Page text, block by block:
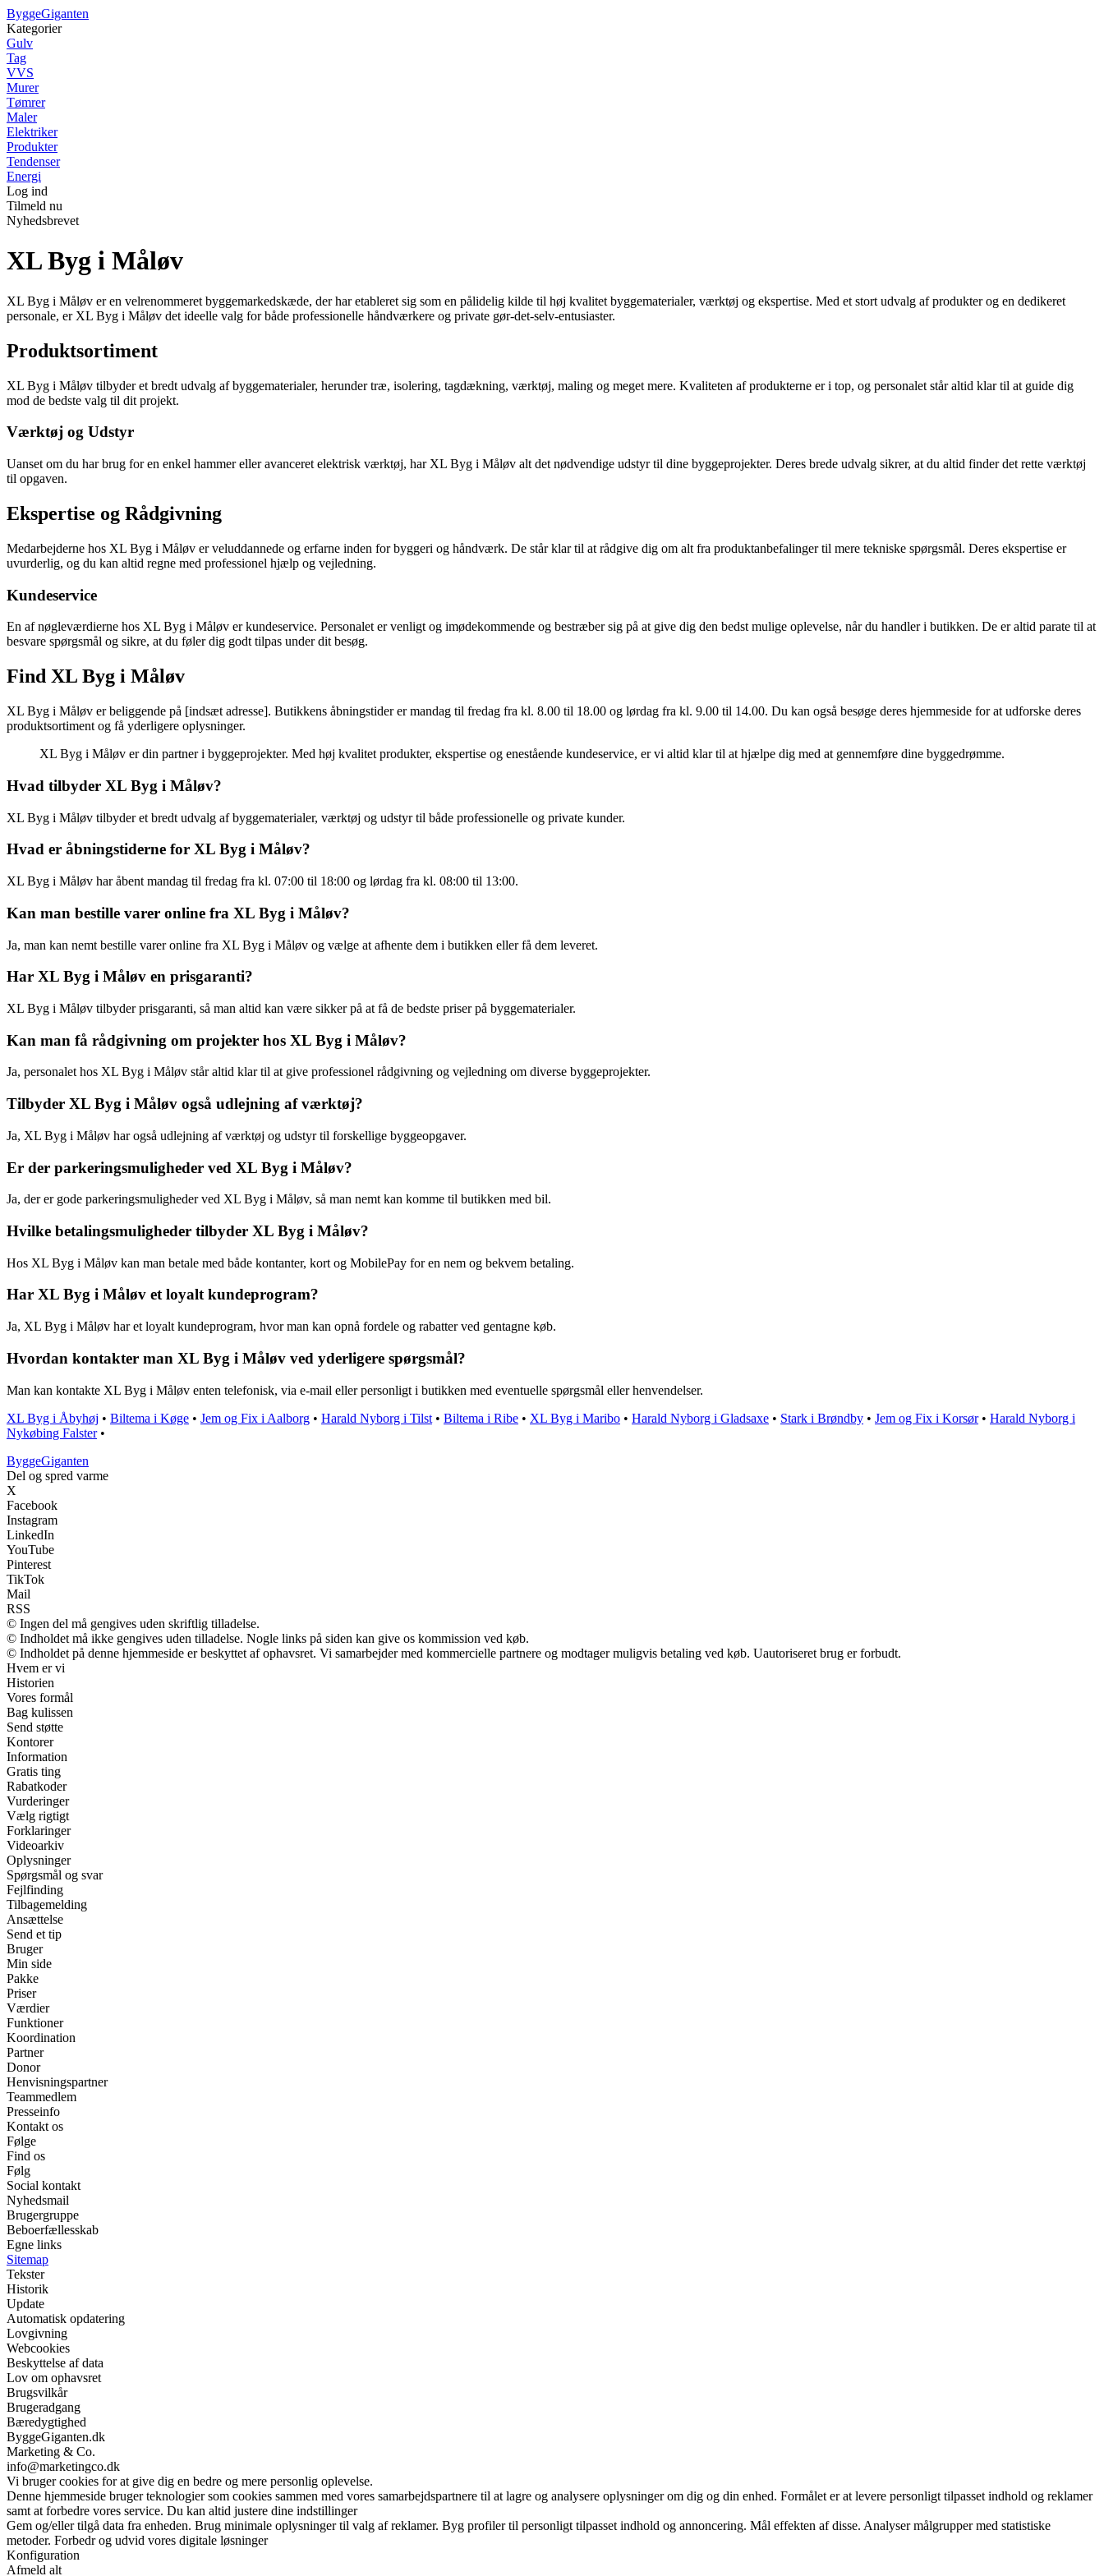
ByggeGiganten
Kategorier
Gulv
Tag
VVS
Murer
Tømrer
Maler
Elektriker
Produkter
Tendenser
Energi
Log ind
Tilmeld nu
Nyhedsbrevet
XL Byg i Måløv
XL Byg i Måløv er en velrenommeret byggemarkedskæde, der har etableret sig som en pålidelig kilde til høj kvalitet byggematerialer, værktøj og ekspertise. Med et stort udvalg af produkter og en dedikeret
personale, er XL Byg i Måløv det ideelle valg for både professionelle håndværkere og private gør-det-selv-entusiaster.
Produktsortiment
XL Byg i Måløv tilbyder et bredt udvalg af byggematerialer, herunder træ, isolering, tagdækning, værktøj, maling og meget mere. Kvaliteten af produkterne er i top, og personalet står altid klar til at guide dig
mod de bedste valg til dit projekt.
Værktøj og Udstyr
Uanset om du har brug for en enkel hammer eller avanceret elektrisk værktøj, har XL Byg i Måløv alt det nødvendige udstyr til dine byggeprojekter. Deres brede udvalg sikrer, at du altid finder det rette værktøj
til opgaven.
Ekspertise og Rådgivning
Medarbejderne hos XL Byg i Måløv er veluddannede og erfarne inden for byggeri og håndværk. De står klar til at rådgive dig om alt fra produktanbefalinger til mere tekniske spørgsmål. Deres ekspertise er
uvurderlig, og du kan altid regne med professionel hjælp og vejledning.
Kundeservice
En af nøgleværdierne hos XL Byg i Måløv er kundeservice. Personalet er venligt og imødekommende og bestræber sig på at give dig den bedst mulige oplevelse, når du handler i butikken. De er altid parate til at
besvare spørgsmål og sikre, at du føler dig godt tilpas under dit besøg.
Find XL Byg i Måløv
XL Byg i Måløv er beliggende på [indsæt adresse]. Butikkens åbningstider er mandag til fredag fra kl. 8.00 til 18.00 og lørdag fra kl. 9.00 til 14.00. Du kan også besøge deres hjemmeside for at udforske deres
produktsortiment og få yderligere oplysninger.
XL Byg i Måløv er din partner i byggeprojekter. Med høj kvalitet produkter, ekspertise og enestående kundeservice, er vi altid klar til at hjælpe dig med at gennemføre dine byggedrømme.
Hvad tilbyder XL Byg i Måløv?
XL Byg i Måløv tilbyder et bredt udvalg af byggematerialer, værktøj og udstyr til både professionelle og private kunder.
Hvad er åbningstiderne for XL Byg i Måløv?
XL Byg i Måløv har åbent mandag til fredag fra kl. 07:00 til 18:00 og lørdag fra kl. 08:00 til 13:00.
Kan man bestille varer online fra XL Byg i Måløv?
Ja, man kan nemt bestille varer online fra XL Byg i Måløv og vælge at afhente dem i butikken eller få dem leveret.
Har XL Byg i Måløv en prisgaranti?
XL Byg i Måløv tilbyder prisgaranti, så man altid kan være sikker på at få de bedste priser på byggematerialer.
Kan man få rådgivning om projekter hos XL Byg i Måløv?
Ja, personalet hos XL Byg i Måløv står altid klar til at give professionel rådgivning og vejledning om diverse byggeprojekter.
Tilbyder XL Byg i Måløv også udlejning af værktøj?
Ja, XL Byg i Måløv har også udlejning af værktøj og udstyr til forskellige byggeopgaver.
Er der parkeringsmuligheder ved XL Byg i Måløv?
Ja, der er gode parkeringsmuligheder ved XL Byg i Måløv, så man nemt kan komme til butikken med bil.
Hvilke betalingsmuligheder tilbyder XL Byg i Måløv?
Hos XL Byg i Måløv kan man betale med både kontanter, kort og MobilePay for en nem og bekvem betaling.
Har XL Byg i Måløv et loyalt kundeprogram?
Ja, XL Byg i Måløv har et loyalt kundeprogram, hvor man kan opnå fordele og rabatter ved gentagne køb.
Hvordan kontakter man XL Byg i Måløv ved yderligere spørgsmål?
Man kan kontakte XL Byg i Måløv enten telefonisk, via e-mail eller personligt i butikken med eventuelle spørgsmål eller henvendelser.
XL Byg i Åbyhøj • Biltema i Køge • Jem og Fix i Aalborg • Harald Nyborg i Tilst • Biltema i Ribe • XL Byg i Maribo • Harald Nyborg i Gladsaxe • Stark i Brøndby • Jem og Fix i Korsør• Harald Nyborg i
Nykøbing Falster•
ByggeGiganten
Del og spred varme
X
Facebook
Instagram
LinkedIn
YouTube
Pinterest
TikTok
Mail
RSS
© Ingen del må gengives uden skriftlig tilladelse.
© Indholdet må ikke gengives uden tilladelse. Nogle links på siden kan give os kommission ved køb.
© Indholdet på denne hjemmeside er beskyttet af ophavsret. Vi samarbejder med kommercielle partnere og modtager muligvis betaling ved køb. Uautoriseret brug er forbudt.
Hvem er vi
Historien
Vores formål
Bag kulissen
Send støtte
Kontorer
Information
Gratis ting
Rabatkoder
Vurderinger
Vælg rigtigt
Forklaringer
Videoarkiv
Oplysninger
Spørgsmål og svar
Fejlfinding
Tilbagemelding
Ansættelse
Send et tip
Bruger
Min side
Pakke
Priser
Værdier
Funktioner
Koordination
Partner
Donor
Henvisningspartner
Teammedlem
Presseinfo
Kontakt os
Følge
Find os
Følg
Social kontakt
Nyhedsmail
Brugergruppe
Beboerfællesskab
Egne links
Sitemap
Tekster
Historik
Update
Automatisk opdatering
Lovgivning
Webcookies
Beskyttelse af data
Lov om ophavsret
Brugsvilkår
Brugeradgang
Bæredygtighed
ByggeGiganten.dk
Marketing & Co.
info@marketingco.dk
Vi bruger cookies for at give dig en bedre og mere personlig oplevelse.
Denne hjemmeside bruger teknologier som cookies sammen med vores samarbejdspartnere til at lagre og analysere oplysninger om dig og din enhed. Formålet er at levere personligt tilpasset indhold og reklamer
samt at forbedre vores service. Du kan altid justere dine indstillinger
Gem og/eller tilgå data fra enheden. Brug minimale oplysninger til valg af reklamer. Byg profiler til personligt tilpasset indhold og annoncering. Mål effekten af disse. Analyser målgrupper med statistiske
metoder. Forbedr og udvid vores digitale løsninger
Konfiguration
Afmeld alt